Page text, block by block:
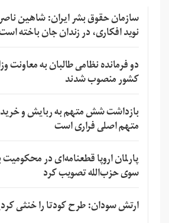
سازمان حقوق بشر ایران: شاهین
نوید افکاری، در زندان جان باخته
دو فرمانده نظامی طالبان به معاونت
کشور منصوب شدند
بازداشت شش متهم به ربایش و
متهم اصلی فراری است
پارلمان اروپا قطعنامه‌ای در محکومیت
سوی حزب‌الله تصویب کرد
ارتش سودان: طرح کودتا را خنثی